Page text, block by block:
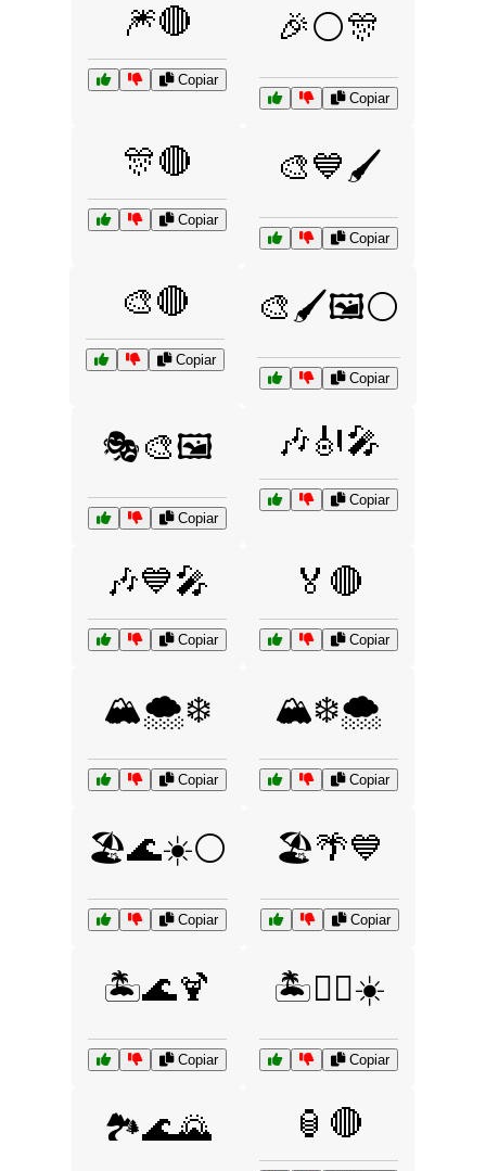
🎆🔴
Copiar
🎉⚪🎊
Copiar
🎊🔴
Copiar
🎨💙🖌️
Copiar
🎨🔴
Copiar
🎨🖌️🖼️⚪
Copiar
🎭🎨🖼️
Copiar
🎶🎻🎤
Copiar
🎶💙🎤
Copiar
🏅🔴
Copiar
🏔️🌨️❄️
Copiar
🏔️❄️🌨️
Copiar
🏖️🌊☀️⚪
Copiar
🏖️🌴💙
Copiar
🏝️🌊🍹
Copiar
🏝️🏊‍♂️☀️
Copiar
🏞️🌊🌄 🏮🔴